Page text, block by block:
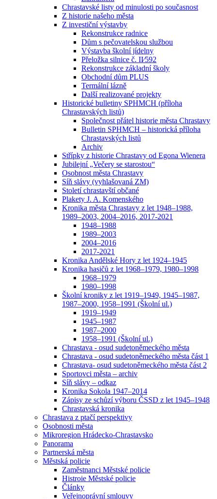
Chrastavské listy od minulosti po současnost
Z historie našeho města
Z investiční výstavby
Rekonstrukce radnice
Dům s pečovatelskou službou
Výstavba školní jídelny
Přeložka silnice č. II⁄592
Rekonstrukce základní školy
Obchodní dům PLUS
Termální lázně
Další realizované projekty
Historické bulletiny SPHMCH (příloha
Chrastavských listů)
Společnost přátel historie města Chrastavy
Bulletin SPHMCH – historická příloha
Chrastavských listů
Archiv
Střípky z historie Chrastavy od Egona Wienera
Jubilejní „Večery se starostou“
Osobnost města Chrastavy
Síň slávy (vyhlašovaná ZM)
Století chrastavští občané
Plakety J. A. Komenského
Kronika města Chrastavy z let 1948–1988,
1989–2003, 2004–2016, 2017-2021
1948–1988
1989–2003
2004–2016
2017-2021
Kronika Andělské Hory z let 1924–1945
Kronika hasičů z let 1968–1979, 1980–1998
1968–1979
1980–1998
Školní kroniky z let 1919–1949, 1945–1987,
1987–2000, 1958–1991 (Školní ul.)
1919–1949
1945–1987
1987–2000
1958–1991 (Školní ul.)
Chrastava - osud sudetoněmeckého města
Chrastava - osud sudetoněmeckého města část 1
Chrastava- osud sudetoněmeckého města část 2
Sportovci města – archiv
Síň slávy – odkaz
Kronika Sokola 1947–2014
Zápisy ze schůzí výboru ČSSD z let 1945–1948
Chrastavská kronika
Chrastava z ptačí perspektivy
Osobnosti města
Mikroregion Hrádecko-Chrastavsko
Panorama
Partnerská města
Městská policie
Zaměstnanci Městské policie
Histroie Městské policie
Články
Veřejnoprávní smlouvy